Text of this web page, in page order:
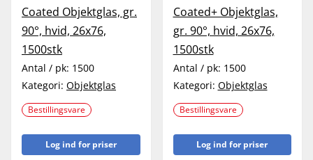
Coated Objektglas, gr.
90°, hvid, 26x76,
1500stk
Antal / pk: 1500
Kategori: Objektglas
Bestillingsvare
Log ind for priser
Coated+ Objektglas,
gr. 90°, hvid, 26x76,
1500stk
Antal / pk: 1500
Kategori: Objektglas
Bestillingsvare
Log ind for priser